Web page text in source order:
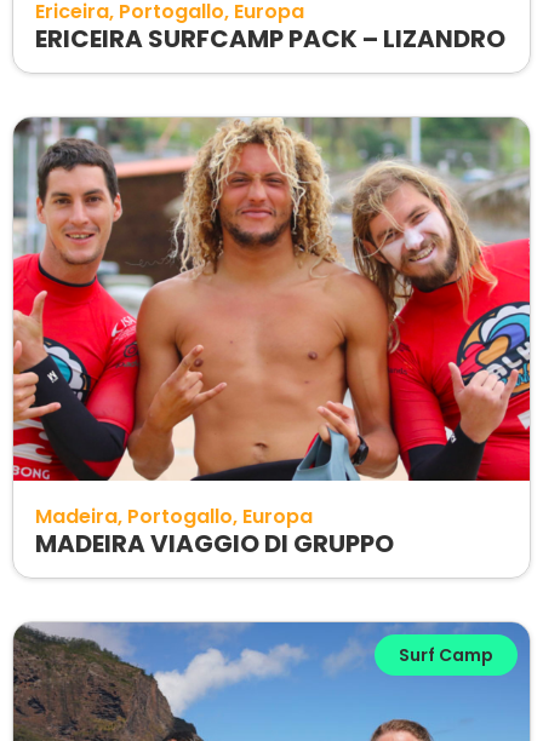
Ericeira Portogallo Europa
ERICEIRA SURFCAMP PACK – LIZANDRO
Madeira Portogallo Europa
MADEIRA VIAGGIO DI GRUPPO
Surf Camp